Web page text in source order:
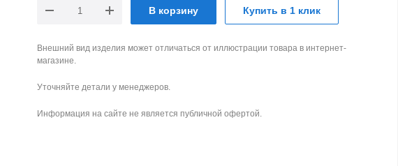
В корзину Купить в 1 клик
Внешний вид изделия может отличаться от иллюстрации товара в интернет-
магазине.
Уточняйте детали у менеджеров.
Информация на сайте не является публичной офертой.